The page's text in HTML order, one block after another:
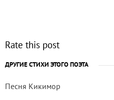
Rate this post
ДРУГИЕ СТИХИ ЭТОГО ПОЭТА
Песня Кикимор